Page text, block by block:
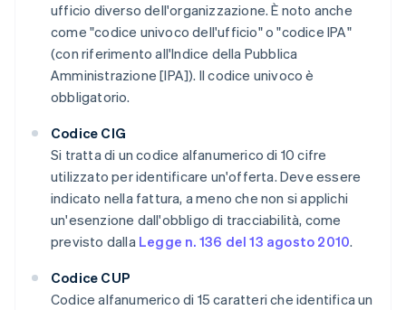
ufficio diverso dell'organizzazione. È noto anche
come "codice univoco dell'ufficio" o "codice IPA"
(con riferimento all'Indice della Pubblica
Amministrazione [IPA]). Il codice univoco è
obbligatorio.
Codice CIG
Si tratta di un codice alfanumerico di 10 cifre
utilizzato per identificare un'offerta. Deve essere
indicato nella fattura, a meno che non si applichi
un'esenzione dall'obbligo di tracciabilità, come
previsto dalla Legge n. 136 del 13 agosto 2010.
Codice CUP
Codice alfanumerico di 15 caratteri che identifica un